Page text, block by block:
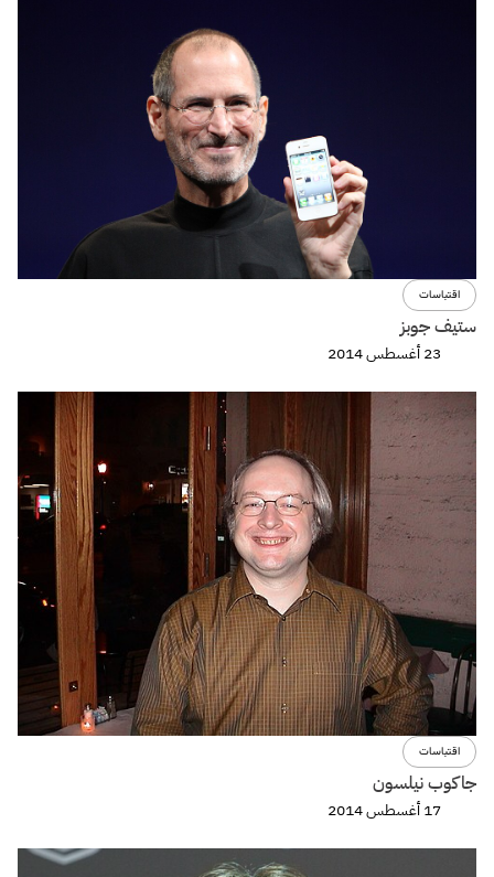
اقتباسات
ستيف جوبز
23 أغسطس 2014
اقتباسات
جاكوب نيلسون
17 أغسطس 2014